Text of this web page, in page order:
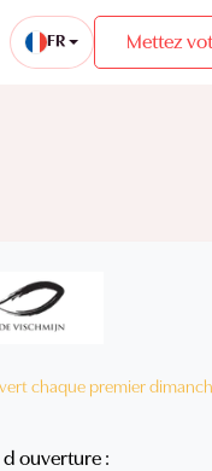
FR Mettez
chaque premier
d ouverture :